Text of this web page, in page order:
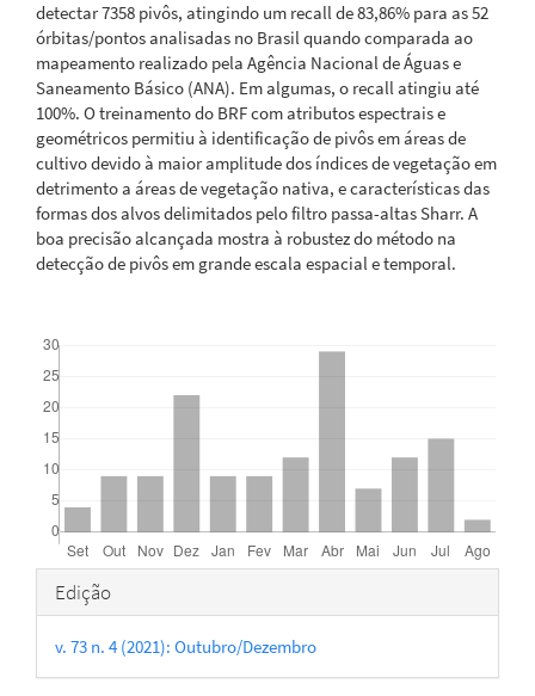
detectar 7358 pivôs, atingindo um recall de 83,86% para as 52
órbitas/pontos analisadas no Brasil quando comparada ao
mapeamento realizado pela Agência Nacional de Águas e
Saneamento Básico (ANA). Em algumas, o recall atingiu até
100%. O treinamento do BRF com atributos espectrais e
geométricos permitiu à identificação de pivôs em áreas de
cultivo devido à maior amplitude dos índices de vegetação em
detrimento a áreas de vegetação nativa, e características das
formas dos alvos delimitados pelo filtro passa-altas Sharr. A
boa precisão alcançada mostra à robustez do método na
detecção de pivôs em grande escala espacial e temporal.
Detalhes
do
artigo
Edição
v. 73 n. 4 (2021): Outubro/Dezembro